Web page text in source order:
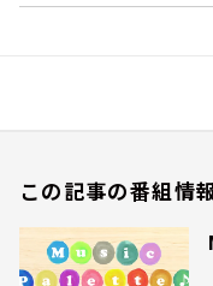
この記事の番組情